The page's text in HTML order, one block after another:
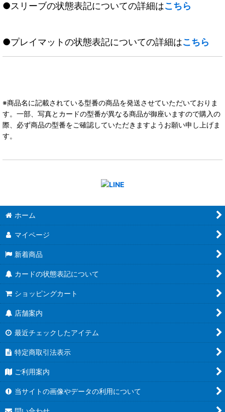
●スリーブの状態表記についての詳細はこちら
●プレイマットの状態表記についての詳細はこちら
※商品名に記載されている型番の商品を発送させていただいておりま
す。一部、写真とカードの型番が異なる商品が御座いますので購入の
際、必ず商品の型番をご確認していただきますようお願い申し上げま
す。
ホーム
マイページ
新着商品
カードの状態表記について
ショッピングカート
店舗案内
最近チェックしたアイテム
特定商取引法表示
ご利用案内
当サイトの画像やデータの利用について